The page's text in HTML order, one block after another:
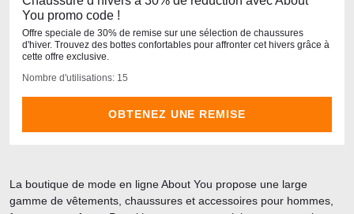
You promo code !
Offre speciale de 30% de remise sur une sélection de chaussures
d'hiver. Trouvez des bottes confortables pour affronter cet hivers grâce à
cette offre exclusive.
Nombre d'utilisations: 15
OBTENEZ UNE REMISE
La boutique de mode en ligne About You propose une large
gamme de vêtements, chaussures et accessoires pour hommes,